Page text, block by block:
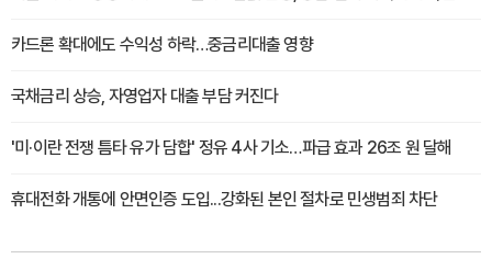
카드론 확대에도 수익성 하락…중금리대출 영향
국채금리 상승, 자영업자 대출 부담 커진다
'미·이란 전쟁 틈타 유가 담합' 정유 4사 기소…파급 효과 26조 원 달해
휴대전화 개통에 안면인증 도입...강화된 본인 절차로 민생범죄 차단